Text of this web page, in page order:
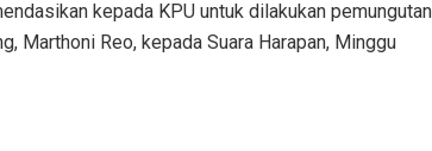
kepada KPU untuk dilakukan pemungutan
Marthoni Reo, kepada Suara Harapan, Minggu